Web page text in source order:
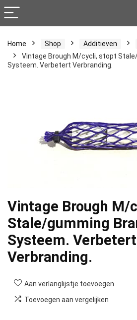
Home Shop Additieven
Vintage Brough M/cycli, stopt
Systeem. Verbetert Verbranding.
Vintage Brough M/
Stale/gumming
Systeem. Verbetert
Verbranding.
Aan verlanglijstje toevoegen
Toevoegen aan vergelijken